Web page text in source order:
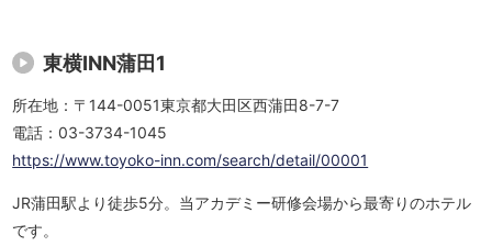
東横INN蒲田1
所在地：〒144-0051東京都大田区西蒲田8-7-7
電話：03-3734-1045
https://www.toyoko-inn.com/search/detail/00001
JR蒲田駅より徒歩5分。当アカデミー研修会場から最寄りのホテル
です。